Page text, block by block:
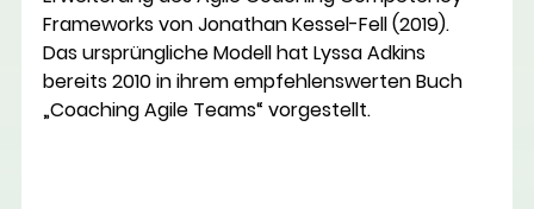
Frameworks von Jonathan Kessel-Fell (2019).
Das ursprüngliche Modell hat Lyssa Adkins
bereits 2010 in ihrem empfehlenswerten Buch
„Coaching Agile Teams“ vorgestellt.